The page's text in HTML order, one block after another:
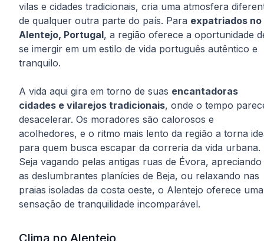
vilas e cidades tradicionais, cria uma atmosfera
de qualquer outra parte do país. Para expatriados no
Alentejo, Portugal, a região oferece a oportunidade
se imergir em um estilo de vida português autêntico e
tranquilo.
A vida aqui gira em torno de suas encantadoras
cidades e vilarejos tradicionais, onde o tempo
desacelerar. Os moradores são calorosos e
acolhedores, e o ritmo mais lento da região a torna
para quem busca escapar da correria da vida urbana.
Seja vagando pelas antigas ruas de Évora, apreciando
as deslumbrantes planícies de Beja, ou relaxando nas
praias isoladas da costa oeste, o Alentejo oferece uma
sensação de tranquilidade incomparável.